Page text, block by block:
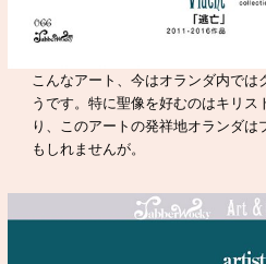
こんなアート、今はオランダ内では
うです。特に聖像を好むのはキリス
り、このアートの発祥地オランダ
もしれませんが。